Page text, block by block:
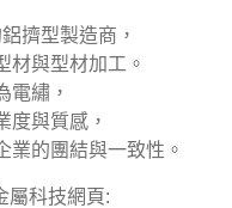
擠型製造商，
材與型材加工。
電繡，
度與質感，
業的團結與一致性。
屬科技網頁: